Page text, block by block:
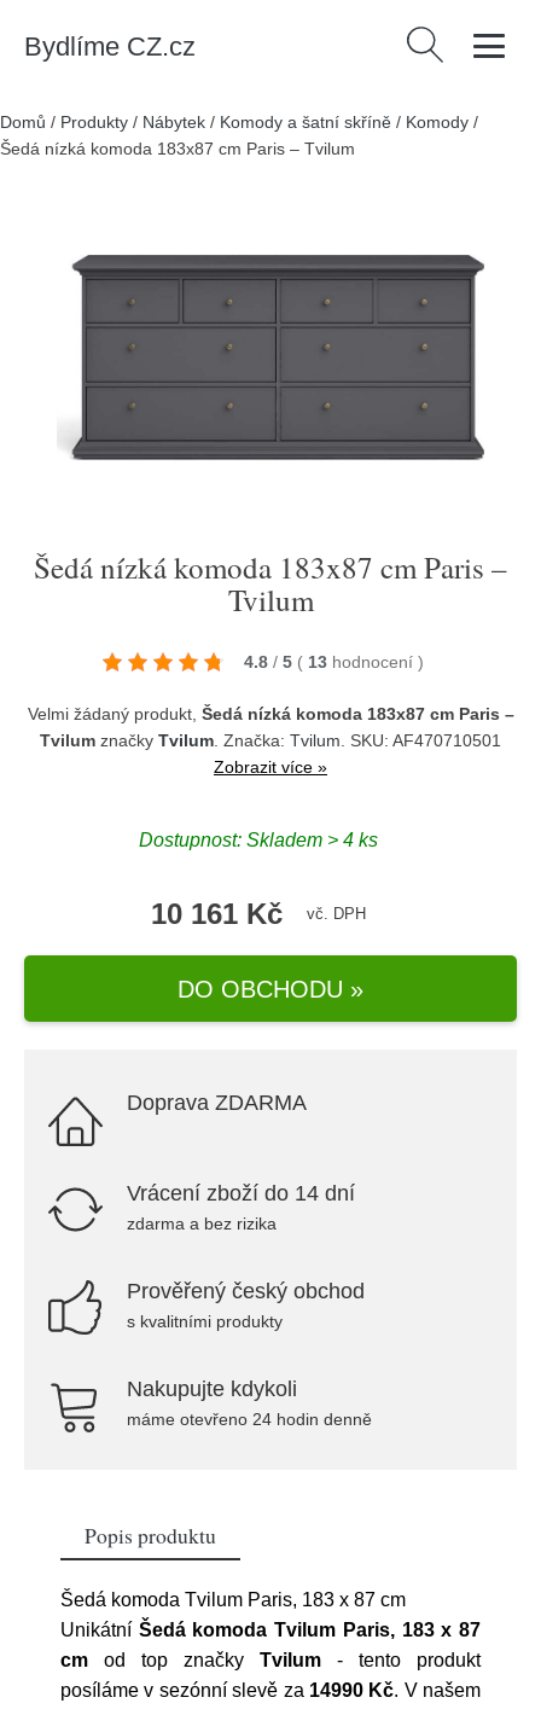
Bydlíme CZ.cz Vyhledávání
Domů / Produkty / Nábytek / Komody a šatní skříně / Komody /
Šedá nízká komoda 183x87 cm Paris – Tvilum
Šedá nízká komoda 183x87 cm Paris –
Tvilum
4.8 / 5 ( 13 hodnocení )
Velmi žádaný produkt, Šedá nízká komoda 183x87 cm Paris –
Tvilum značky Tvilum . Značka: Tvilum . SKU: AF470710501
Zobrazit více »
Dostupnost: Skladem > 4 ks
10 161 Kč vč. DPH
DO OBCHODU »
Doprava ZDARMA
Vrácení zboží do 14 dní
zdarma a bez rizika
Prověřený český obchod
s kvalitními produkty
Nakupujte kdykoli
máme otevřeno 24 hodin denně
Popis produktu
Šedá komoda Tvilum Paris, 183 x 87 cm
Unikátní Šedá komoda Tvilum Paris, 183 x 87
cm od top značky Tvilum - tento produkt
posíláme v sezónní slevě za 14990 Kč. V našem